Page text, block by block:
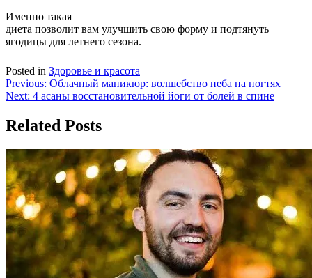
Именно такая
диета позволит вам улучшить свою форму и подтянуть
ягодицы для летнего сезона.
Posted in Здоровье и красота
Навигация
по
записям
Previous: Облачный маникюр: волшебство неба на ногтях
Next: 4 асаны восстановительной йоги от болей в спине
Related Posts